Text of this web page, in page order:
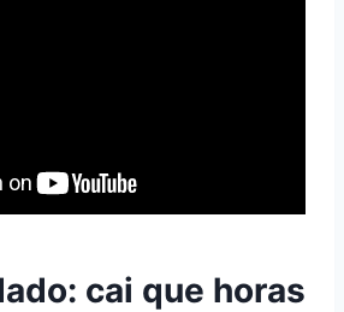
cai que horas